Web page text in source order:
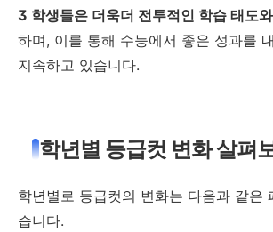
3 학생들은 더욱더 전투적인 학습 태도
하며, 이를 통해 수능에서 좋은 성과를
지속하고 있습니다.
학년별 등급컷 변화 살펴
학년별로 등급컷의 변화는 다음과 같은
습니다.